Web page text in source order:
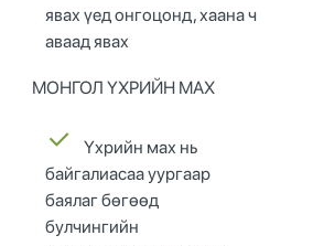
явах үед онгоцонд, хаана ч
аваад явах
МОНГОЛ ҮХРИЙН МАХ
Үхрийн мах нь
байгалиасаа уургаар
баялаг бөгөөд
булчингийн